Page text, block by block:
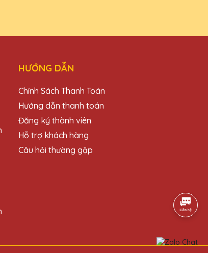
tuyệt vời!
HƯỚNG DẪN
Chính Sách Thanh Toán
Hướng dẫn thanh toán
Đăng ký thành viên
Hỗ trợ khách hàng
Câu hỏi thường gặp